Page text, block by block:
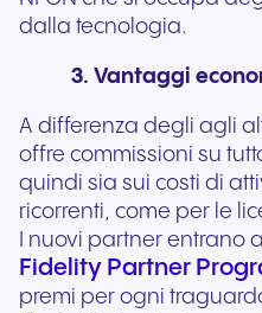
dalla tecnologia.
3. Vantaggi
A differenza degli agli
offre commissioni su
quindi sia sui costi di
ricorrenti, come per le
I nuovi partner entrano
Fidelity Partner
premi per ogni